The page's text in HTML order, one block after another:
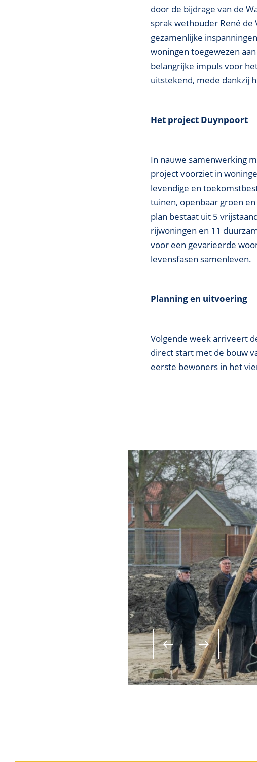
door de bijdrage van de
sprak wethouder René de
gezamenlijke
woningen toegewezen
belangrijke impuls voor
uitstekend, mede dankzij
Het project Duynpoort
In nauwe samenwerking
project voorziet in
levendige en
tuinen, openbaar groen
plan bestaat uit 5
rijwoningen en 11
voor een gevarieerde
levensfasen samenleven.
Planning en uitvoering
Volgende week arriveert
direct start met de bouw
eerste bewoners in het